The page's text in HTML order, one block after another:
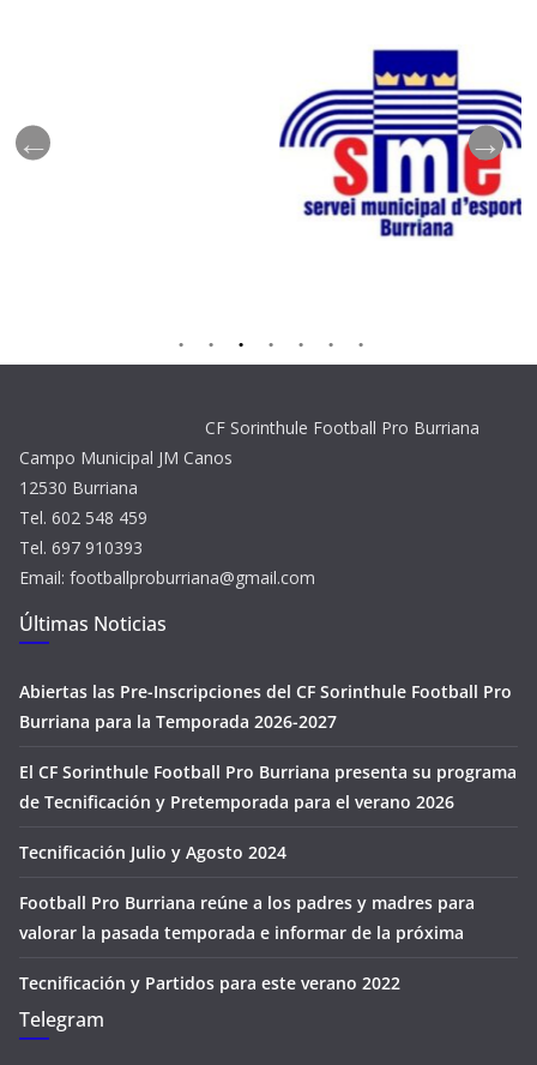
CF Sorinthule Football Pro Burriana
Campo Municipal JM Canos
12530 Burriana
Tel. 602 548 459
Tel. 697 910393
Email: footballproburriana@gmail.com
Últimas Noticias
Abiertas las Pre-Inscripciones del CF Sorinthule Football Pro
Burriana para la Temporada 2026-2027
El CF Sorinthule Football Pro Burriana presenta su programa
de Tecnificación y Pretemporada para el verano 2026
Tecnificación Julio y Agosto 2024
Football Pro Burriana reúne a los padres y madres para
valorar la pasada temporada e informar de la próxima
Tecnificación y Partidos para este verano 2022
Telegram